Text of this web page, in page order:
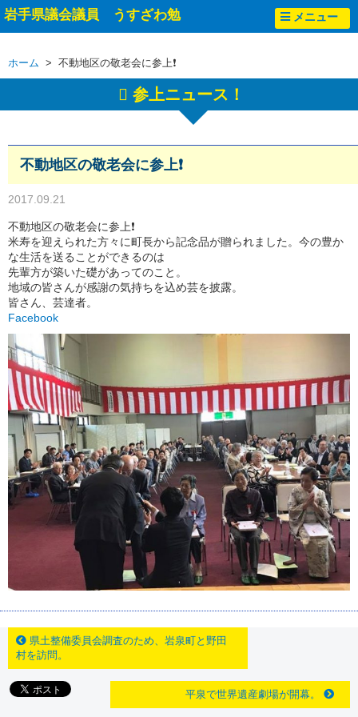
岩手県議会議員 うすざわ勉 メニュー
ホーム > 不動地区の敬老会に参上❗️
参上ニュース！
不動地区の敬老会に参上❗️
2017.09.21
不動地区の敬老会に参上❗️
米寿を迎えられた方々に町長から記念品が贈られました。今の豊か
な生活を送ることができるのは
先輩方が築いた礎があってのこと。
地域の皆さんが感謝の気持ちを込め芸を披露。
皆さん、芸達者。
Facebook
県土整備委員会調査のため、岩泉町と野田
村を訪問。
平泉で世界遺産劇場が開幕。